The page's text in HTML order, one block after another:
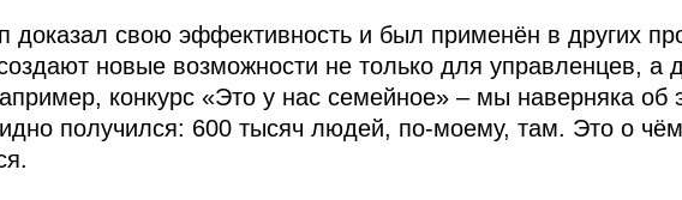
доказал свою эффективность и был применён в других
новые возможности не только для управленцев, а
конкурс «Это у нас семейное» – мы наверняка об
получился: 600 тысяч людей, по-моему, там. Это о